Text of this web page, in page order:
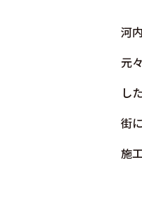
河
元
し
街
施